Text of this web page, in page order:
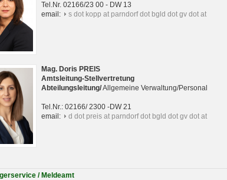
Tel.Nr. 02166/23 00 - DW 13
email:
s dot kopp at parndorf dot bgld dot gv dot at
Mag. Doris PREIS
Amtsleitung-Stellvertretung
Abteilungsleitung/Allgemeine Verwaltung/Personal
Tel.Nr.: 02166/ 2300 -DW 21
email:
d dot preis at parndorf dot bgld dot gv dot at
/ Meldeamt